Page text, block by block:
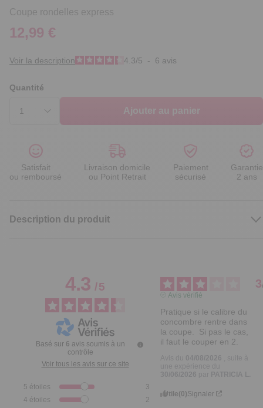
Coupe rondelles express
12,99 €
Voir la description 4.3/5 - 6 avis
Quantité
Ajouter au panier
Satisfait
ou remboursé
Livraison domicile
ou Point Retrait
Paiement
sécurisé
Garantie
2 ans
Description du produit
4.3/5
Basé sur 6 avis soumis à un
contrôle
Voir tous les avis sur ce site
5 étoiles
3
4 étoiles
2
3
Avis vérifié
Pratique si le calibre du
concombre rentre dans
la coupe.  Si pas le cas,
il faut le couper en 2.
Utile(0)Signaler